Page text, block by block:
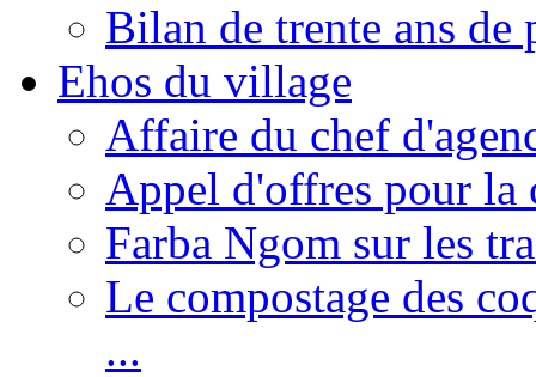
Bilan de trente ans
Ehos du village
Affaire du chef
Appel d'offres pour la
Farba Ngom sur les
Le compostage des
...